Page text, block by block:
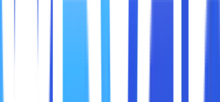
sobat maxcloud sudah datang di
Masih banyak orang yang belum tahu
pengertian cloud hosting. Faktanya
merupakan opsi hosting yang